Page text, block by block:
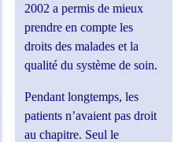
2002 a permis de mieux
prendre en compte les
droits des malades et la
qualité du système de soin.
Pendant longtemps, les
patients n’avaient pas droit
au chapitre. Seul le